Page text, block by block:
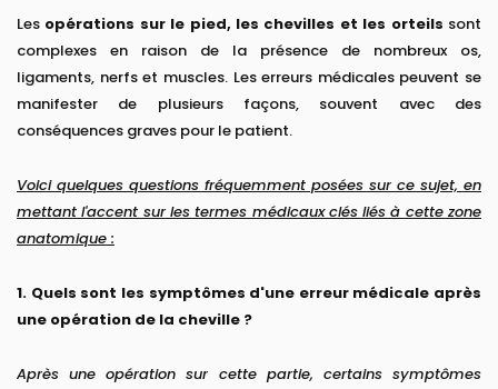
Les opérations sur le pied, les chevilles et les orteils sont
complexes en raison de la présence de nombreux os,
ligaments, nerfs et muscles. Les erreurs médicales peuvent se
manifester de plusieurs façons, souvent avec des
conséquences graves pour le patient.
Voici quelques questions fréquemment posées sur ce sujet, en
mettant l'accent sur les termes médicaux clés liés à cette zone
anatomique :
1. Quels sont les symptômes d'une erreur médicale après
une opération de la cheville ?
Après une opération sur cette partie, certains symptômes